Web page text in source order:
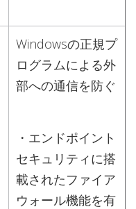
Windowsの正規プ
ログラムによる外
部への通信を防ぐ
・エンドポイント
セキュリティに搭
載されたファイア
ウォール機能を有